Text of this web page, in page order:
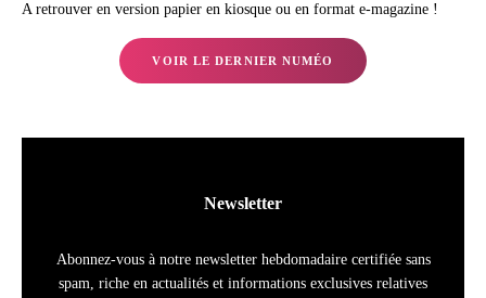
A retrouver en version papier en kiosque ou en format e-magazine !
VOIR LE DERNIER NUMÉO
Newsletter
Abonnez-vous à notre newsletter hebdomadaire certifiée sans
spam, riche en actualités et informations exclusives relatives